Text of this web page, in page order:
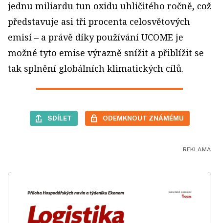
jednu miliardu tun oxidu uhličitého ročně, což
představuje asi tři procenta celosvětových
emisí – a právě díky používání UCOME je
možné tyto emise výrazně snížit a přiblížit se
tak splnění globálních klimatických cílů.
SDÍLET ODEMKNOUT ZNÁMÉMU